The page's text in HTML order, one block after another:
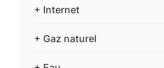
+ Internet
+ Gaz naturel